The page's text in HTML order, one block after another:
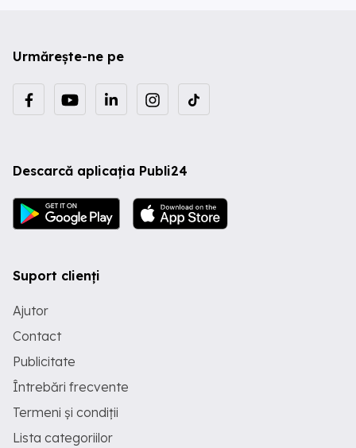
Urmărește-ne pe
Descarcă aplicația Publi24
Suport clienți
Ajutor
Contact
Publicitate
Întrebări frecvente
Termeni și condiții
Lista categoriilor